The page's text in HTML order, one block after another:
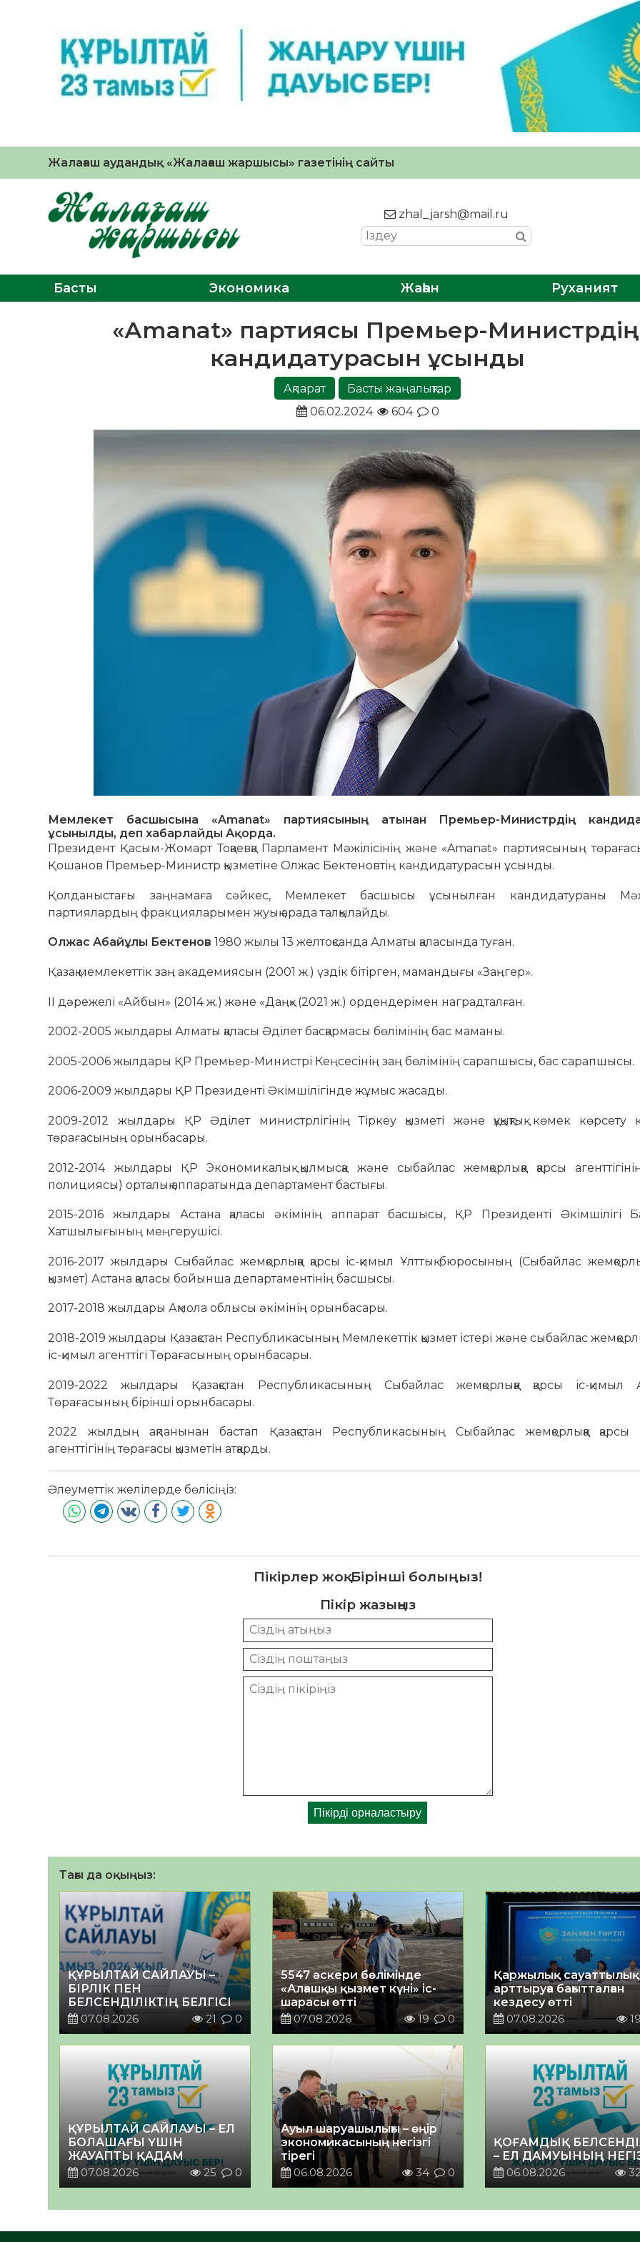
Жалағаш аудандық «Жалағаш жаршысы» газетінің сайты
zhal_jarsh@mail.ru
Басты Экономика Жаһан Руханият
«Аmanat» партиясы Премьер-Министрдің
кандидатурасын ұсынды
Ақпарат
Басты жаңалықтар
06.02.2024
604 0
Мемлекет басшысына «Amanat» партиясының атынан Премьер-Министрдің
ұсынылды, деп хабарлайды Ақорда.
Президент Қасым-Жомарт Тоқаевқа Парламент Мәжілісінің және «Amanat» партиясының
Қошанов Премьер-Министр қызметіне Олжас Бектеновтің кандидатурасын ұсынды.
Қолданыстағы заңнамаға сәйкес, Мемлекет басшысы ұсынылған кандидатураны
партиялардың фракцияларымен жуық арада талқылайды.
Олжас Абайұлы Бектенов 1980 жылы 13 желтоқсанда Алматы қаласында туған.
Қазақ мемлекеттік заң академиясын (2001 ж.) үздік бітірген, мамандығы «Заңгер».
ІІ дәрежелі «Айбын» (2014 ж.) және «Даңқ» (2021 ж.) ордендерімен наградталған.
2002-2005 жылдары Алматы қаласы Әділет басқармасы бөлімінің бас маманы.
2005-2006 жылдары ҚР Премьер-Министрі Кеңсесінің заң бөлімінің сарапшысы, бас сарапшысы.
2006-2009 жылдары ҚР Президенті Әкімшілігінде жұмыс жасады.
2009-2012 жылдары ҚР Әділет министрлігінің Тіркеу қызметі және құқықтық көмек көрсету
төрағасының орынбасары.
2012-2014 жылдары ҚР Экономикалық қылмысқа жəне сыбайлас жемқорлыққа қарсы
полициясы) орталық аппаратында департамент бастығы.
2015-2016 жылдары Астана қаласы әкімінің аппарат басшысы, ҚР Президенті Әкімшілігі
Хатшылығының меңгерушісі.
2016-2017 жылдары Сыбайлас жемқорлыққа қарсы іс-қимыл Ұлттық бюросының (Сыбайлас
қызмет) Астана қаласы бойынша департаментінің басшысы.
2017-2018 жылдары Ақмола облысы әкімінің орынбасары.
2018-2019 жылдары Қазақстан Республикасының Мемлекеттік қызмет істері және сыбайлас
іс-қимыл агенттігі Төрағасының орынбасары.
2019-2022 жылдары Қазақстан Республикасының Сыбайлас жемқорлыққа қарсы іс-қимыл
Төрағасының бірінші орынбасары.
2022 жылдың ақпанынан бастап Қазақстан Республикасының Сыбайлас жемқорлыққа қарсы
агенттігінің төрағасы қызметін атқарды.
Әлеуметтік желілерде бөлісіңіз:
Пікірлер жоқ. Бірінші болыңыз!
Пікір жазыңыз
Тағы да оқыңыз:
ҚҰРЫЛТАЙ САЙЛАУЫ –
БІРЛІК ПЕН
БЕЛСЕНДІЛІКТІҢ БЕЛГІСІ
07.08.2026
21 0
5547 әскери бөлімінде
«Алғашқы қызмет күні» іс-
шарасы өтті
07.08.2026
19 0
Қаржылық
арттыруға бағытталған
кездесу өтті
07.08.2026
ҚҰРЫЛТАЙ САЙЛАУЫ – ЕЛ
БОЛАШАҒЫ ҮШІН
ЖАУАПТЫ ҚАДАМ
07.08.2026
25 0
Ауыл шаруашылығы – өңір
экономикасының негізгі
тірегі
06.08.2026
34 0
ҚОҒАМДЫҚ
– ЕЛ ДАМУЫНЫҢ
06.08.2026